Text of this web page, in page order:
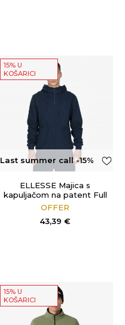
15% U
KOŠARICI
Last summer call -15%
ELLESSE Majica s
kapuljačom na patent Full
Zip
OFFER
43,39 €
15% U
KOŠARICI